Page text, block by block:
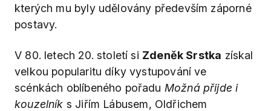
kterých mu byly udělovány především záporné
postavy.
V 80. letech 20. století si Zdeněk Srstka získal
velkou popularitu díky vystupování ve
scénkách oblíbeného pořadu Možná přijde i
kouzelník s Jiřím Lábusem, Oldřichem